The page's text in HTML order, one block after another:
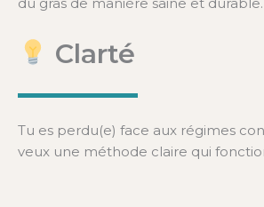
du gras de manière saine et durable.
Clarté
Tu es perdu(e) face aux régimes
veux une méthode claire qui